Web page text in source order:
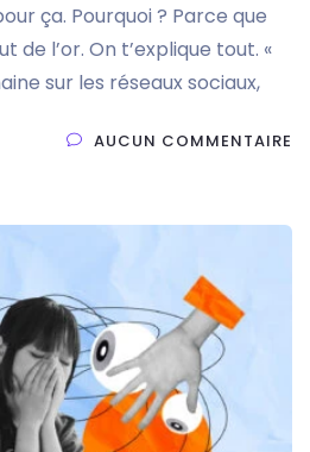
ça. Pourquoi ? Parce que
de l’or. On t’explique tout. «
sur les réseaux sociaux,
AUCUN COMMENTAIRE